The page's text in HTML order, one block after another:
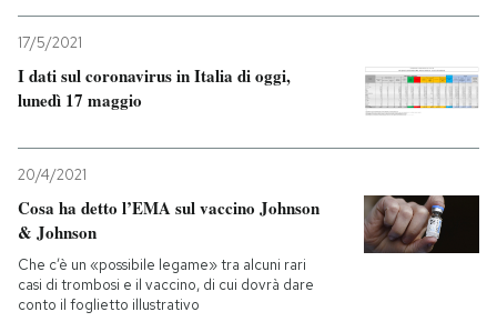
17/5/2021
I dati sul coronavirus in Italia di oggi,
lunedì 17 maggio
20/4/2021
Cosa ha detto l’EMA sul vaccino Johnson
& Johnson
Che c’è un «possibile legame» tra alcuni rari
casi di trombosi e il vaccino, di cui dovrà dare
conto il foglietto illustrativo